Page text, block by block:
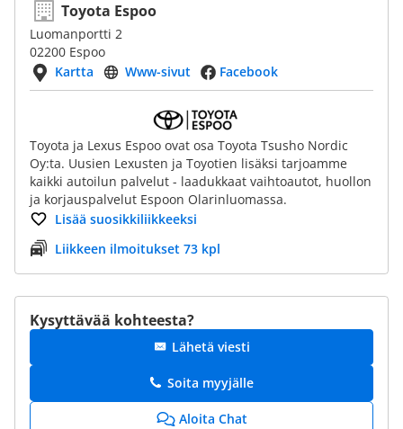
Toyota Espoo
Luomanportti 2
02200 Espoo
Kartta
Www-sivut Facebook
Toyota ja Lexus Espoo ovat osa Toyota Tsusho Nordic
Oy:ta. Uusien Lexusten ja Toyotien lisäksi tarjoamme
kaikki autoilun palvelut - laadukkaat vaihtoautot, huollon
ja korjauspalvelut Espoon Olarinluomassa.
Lisää suosikkiliikkeeksi
Liikkeen ilmoitukset 73 kpl
Kysyttävää kohteesta?
Lähetä viesti
Soita myyjälle
Aloita Chat